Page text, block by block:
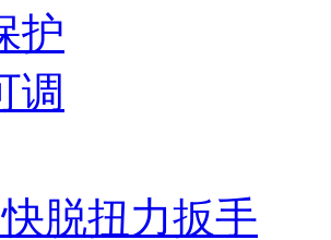
护
调
脱扭力扳手